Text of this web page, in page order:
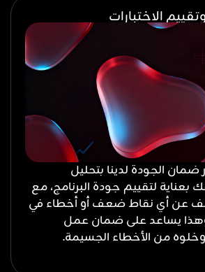
الاختبارات
ضمان الجودة لدينا بتحليل
لتقييم جودة البرنامج، مع
عن أي نقاط ضعف أو أخطاء في
يساعد على ضمان عمل
وخلوه من الأخطاء الجسيمة.